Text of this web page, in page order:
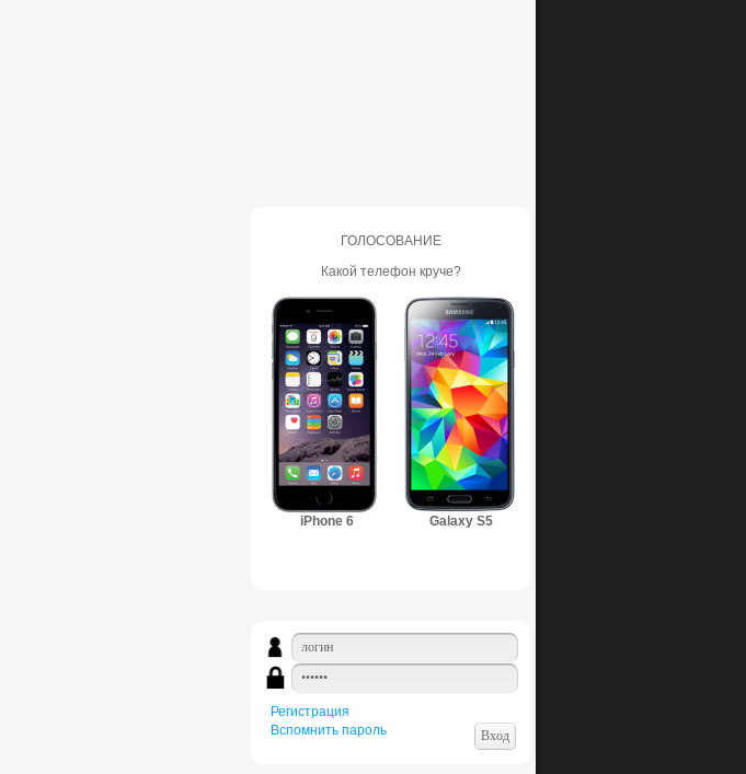
ГОЛОСОВАНИЕ
Какой телефон круче?
iPhone 6 Galaxy S5
Регистрация
Вспомнить пароль